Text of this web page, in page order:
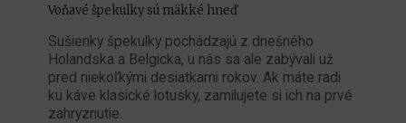
Voňavé špekulky sú mäkké hneď
Sušienky špekulky pochádzajú z dnešného
Holandska a Belgicka, u nás sa ale zabývali už
pred niekoľkými desiatkami rokov. Ak máte radi
ku káve klasické lotusky, zamilujete si ich na prvé
zahryznutie.